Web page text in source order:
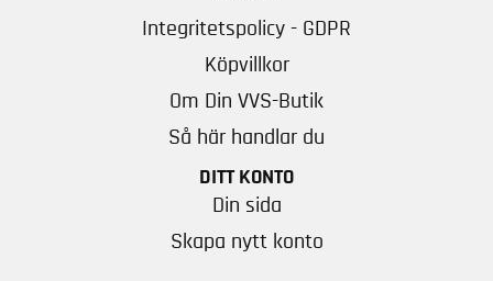
Integritetspolicy - GDPR
Köpvillkor
Om Din VVS-Butik
Så här handlar du
DITT KONTO
Din sida
Skapa nytt konto